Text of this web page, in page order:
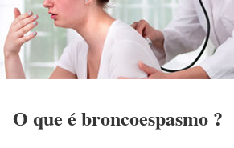
O que é broncoespasmo ?